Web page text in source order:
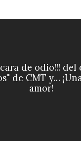
de odio!!!
de CMT y…
amor!